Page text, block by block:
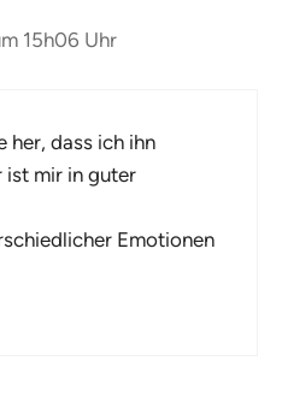
15h06 Uhr
her, dass ich ihn
ist mir in guter
Emotionen